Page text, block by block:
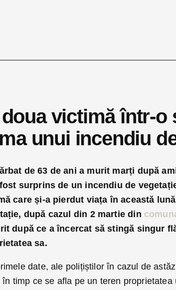
victimă într-o
unui incendiu
de 63 de ani a murit marți după
surprins de un incendiu de
care și-a pierdut viața în această
după cazul din 2 martie din
după ce a încercat să stingă singur
sa.
date, ale polițiștilor în cazul de
în timp ce se afla pe un teren